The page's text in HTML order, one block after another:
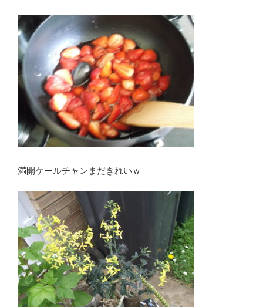
満開ケールチャンまだきれいｗ